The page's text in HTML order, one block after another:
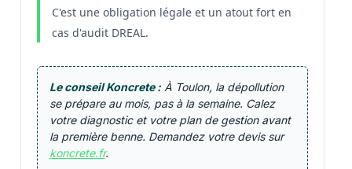
C'est une obligation légale et un atout fort en
cas d'audit DREAL.
Le conseil Koncrete :À Toulon, la dépollution
se prépare au mois, pas à la semaine. Calez
votre diagnostic et votre plan de gestion avant
la première benne. Demandez votre devis sur
koncrete.fr.